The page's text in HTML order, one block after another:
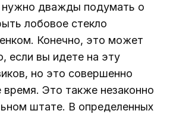
нужно дважды подумать о
лобовое стекло
Конечно, это может
если вы идете на эту
но это совершенно
время. Это также незаконно
штате. В определенных